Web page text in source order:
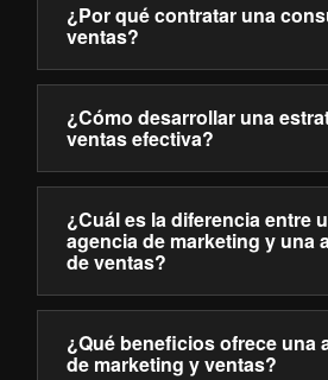
¿Por qué contratar una
ventas?
¿Cómo desarrollar una
ventas efectiva?
¿Cuál es la diferencia entre
agencia de marketing y una
de ventas?
¿Qué beneficios ofrece una
de marketing y ventas?